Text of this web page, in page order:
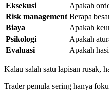
Eksekusi
Apakah
Risk management Berapa
Biaya
Apakah
Psikologi
Apakah
Evaluasi
Apakah
Kalau salah satu lapisan rusak,
Trader pemula sering hanya